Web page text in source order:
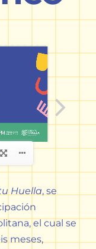
Huella, se
el cual se
meses,